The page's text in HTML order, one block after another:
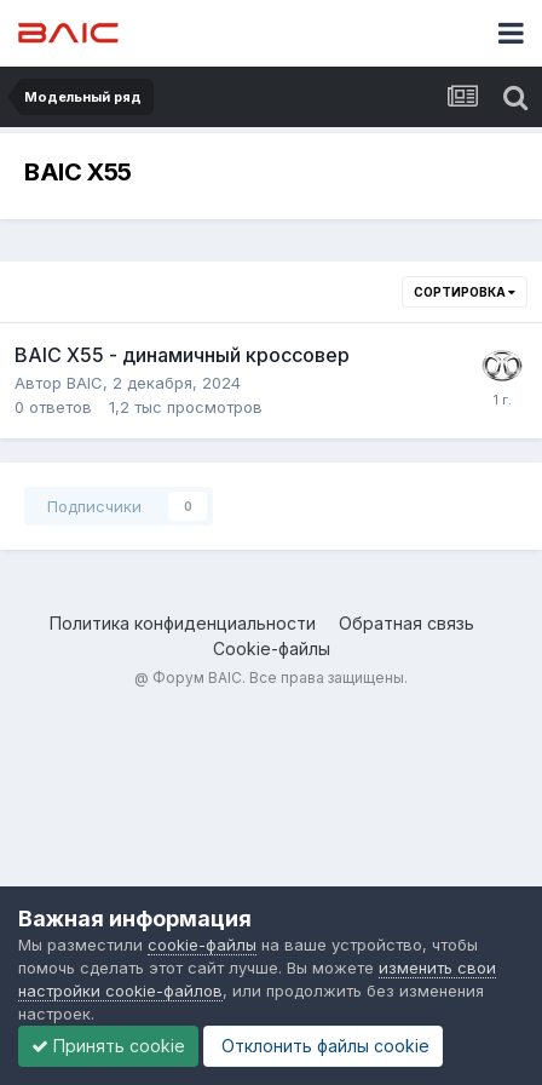
Модельный ряд
BAIC X55
СОРТИРОВКА
BAIC X55 - динамичный кроссовер
Автор BAIC, 2 декабря, 2024
0 ответов 1,2 тыс просмотров
Подписчики 0
Политика конфиденциальности
Обратная связь
Cookie-файлы
@ Форум BAIC. Все права защищены.
Важная информация
Мы разместили cookie-файлы на ваше устройство, чтобы
помочь сделать этот сайт лучше. Вы можете изменить свои
настройки cookie-файлов, или продолжить без изменения
настроек.
Принять cookie Отклонить файлы сookie